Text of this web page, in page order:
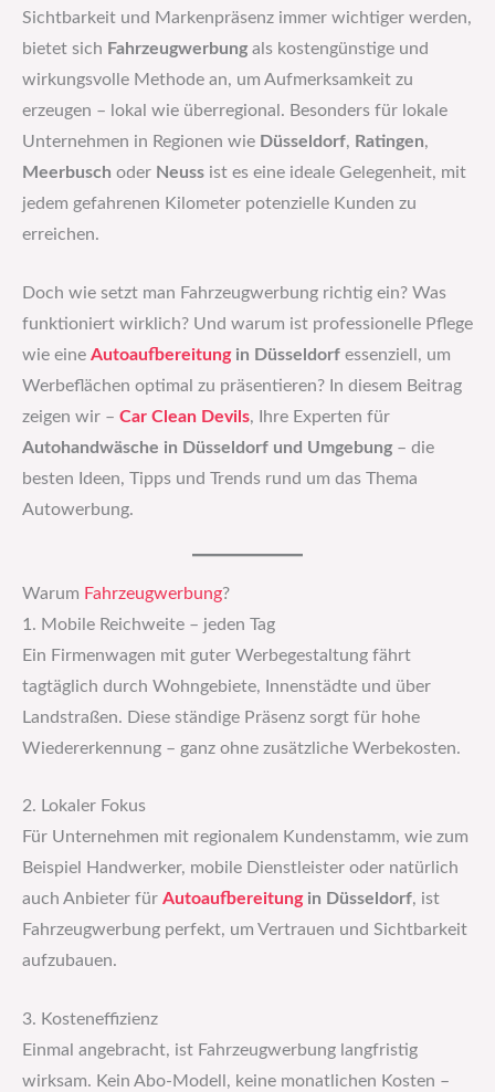
Sichtbarkeit und Markenpräsenz immer wichtiger werden,
bietet sich Fahrzeugwerbung als kostengünstige und
wirkungsvolle Methode an, um Aufmerksamkeit zu
erzeugen – lokal wie überregional. Besonders für lokale
Unternehmen in Regionen wie Düsseldorf, Ratingen,
Meerbusch oder Neuss ist es eine ideale Gelegenheit, mit
jedem gefahrenen Kilometer potenzielle Kunden zu
erreichen.
Doch wie setzt man Fahrzeugwerbung richtig ein? Was
funktioniert wirklich? Und warum ist professionelle Pflege
wie eine Autoaufbereitungin Düsseldorf essenziell, um
Werbeflächen optimal zu präsentieren? In diesem Beitrag
zeigen wir – Car Clean Devils, Ihre Experten für
Autohandwäsche in Düsseldorf und Umgebung – die
besten Ideen, Tipps und Trends rund um das Thema
Autowerbung.
Warum Fahrzeugwerbung?
1. Mobile Reichweite – jeden Tag
Ein Firmenwagen mit guter Werbegestaltung fährt
tagtäglich durch Wohngebiete, Innenstädte und über
Landstraßen. Diese ständige Präsenz sorgt für hohe
Wiedererkennung – ganz ohne zusätzliche Werbekosten.
2. Lokaler Fokus
Für Unternehmen mit regionalem Kundenstamm, wie zum
Beispiel Handwerker, mobile Dienstleister oder natürlich
auch Anbieter für Autoaufbereitungin Düsseldorf, ist
Fahrzeugwerbung perfekt, um Vertrauen und Sichtbarkeit
aufzubauen.
3. Kosteneffizienz
Einmal angebracht, ist Fahrzeugwerbung langfristig
wirksam. Kein Abo-Modell, keine monatlichen Kosten –